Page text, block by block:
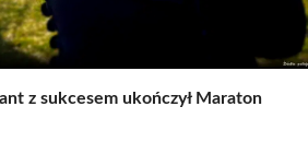
z sukcesem ukończył Maraton